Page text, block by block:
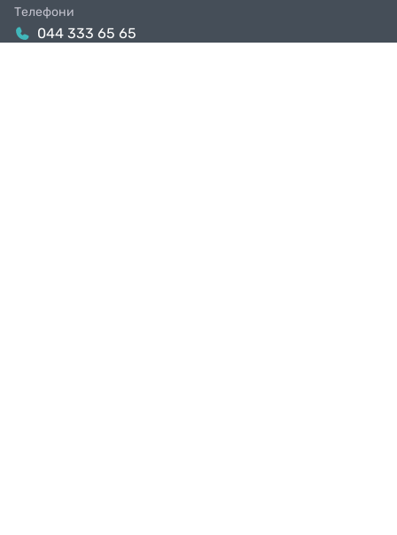
Телефони
044 333 65 65